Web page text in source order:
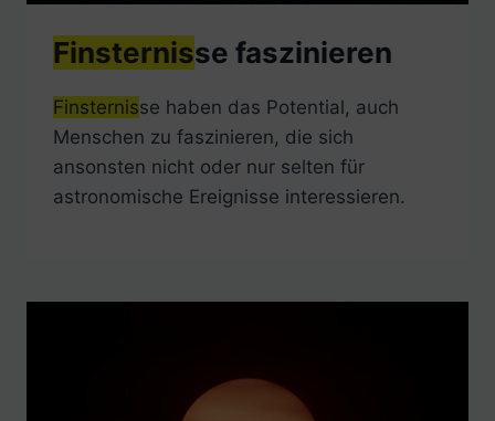
Finsternisse faszinieren
Finsternisse haben das Potential, auch
Menschen zu faszinieren, die sich
ansonsten nicht oder nur selten für
astronomische Ereignisse interessieren.